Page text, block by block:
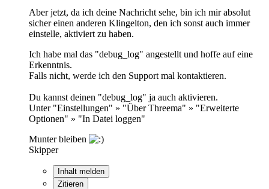
Aber jetzt, da ich deine Nachricht sehe, bin ich mir absolut
sicher einen anderen Klingelton, den ich sonst auch immer
einstelle, aktiviert zu haben.
Ich habe mal das "debug_log" angestellt und hoffe auf eine
Erkenntnis.
Falls nicht, werde ich den Support mal kontaktieren.
Du kannst deinen "debug_log" ja auch aktivieren.
Unter "Einstellungen" » "Über Threema" » "Erweiterte
Optionen" » "In Datei loggen"
Munter bleiben
Skipper
Inhalt melden
Zitieren